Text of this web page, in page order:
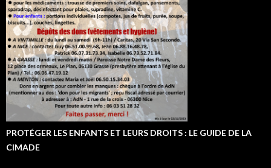
PROTÉGER LES ENFANTS ET LEURS DROITS : LE GUIDE DE LA
CIMADE